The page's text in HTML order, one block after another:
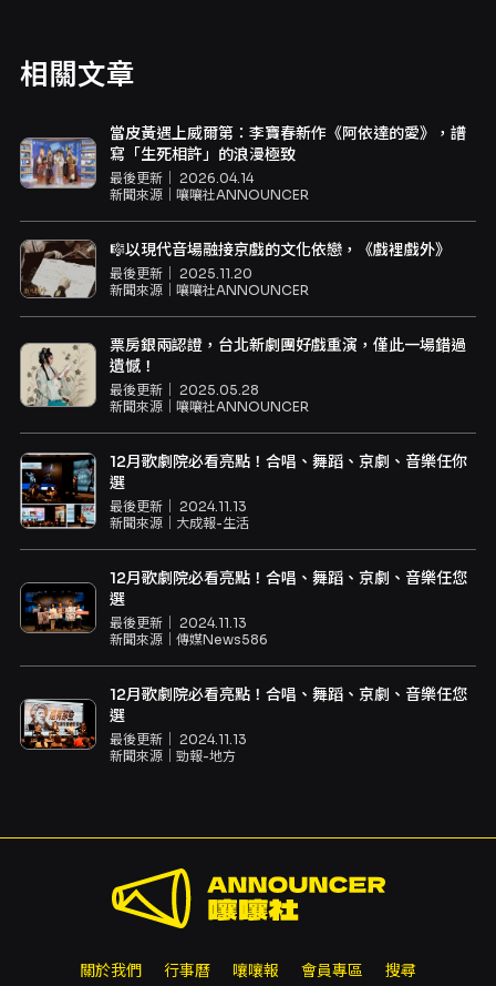
相關文章
當皮黃遇上威爾第：李寶春新作《阿依達的愛》，譜
寫「生死相許」的浪漫極致
最後更新｜ 2026.04.14
新聞來源｜ 嚷嚷社ANNOUNCER
🎼以現代音場融接京戲的文化依戀，《戲裡戲外》
最後更新｜ 2025.11.20
新聞來源｜ 嚷嚷社ANNOUNCER
票房銀兩認證，台北新劇團好戲重演，僅此一場錯過
遺憾！
最後更新｜ 2025.05.28
新聞來源｜ 嚷嚷社ANNOUNCER
12月歌劇院必看亮點！合唱、舞蹈、京劇、音樂任你
選
最後更新｜ 2024.11.13
新聞來源｜ 大成報-生活
12月歌劇院必看亮點！合唱、舞蹈、京劇、音樂任您
選
最後更新｜ 2024.11.13
新聞來源｜ 傳媒News586
12月歌劇院必看亮點！合唱、舞蹈、京劇、音樂任您
選
最後更新｜ 2024.11.13
新聞來源｜ 勁報-地方
關於我們 行事曆 嚷嚷報 會員專區 搜尋